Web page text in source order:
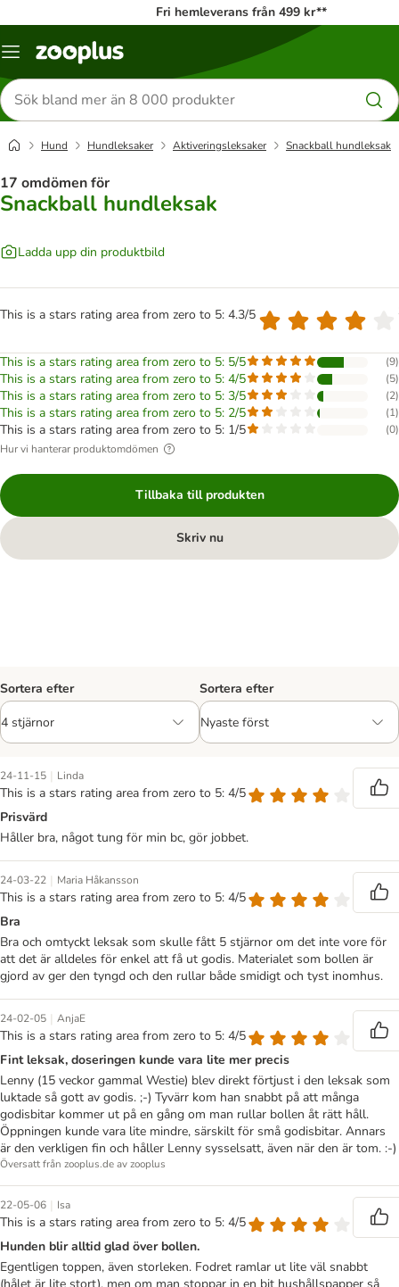
Fri hemleverans från 499 kr**
Katalogmeny
Sök
efter
produkter
Hund Hundleksaker Aktiveringsleksaker Snackball hundleksak
17 omdömen för
Snackball hundleksak
Ladda upp din produktbild
This is a stars rating area from zero to 5: 4.3/5
This is a stars rating area from zero to 5: 5/5 (9)
This is a stars rating area from zero to 5: 4/5 (5)
This is a stars rating area from zero to 5: 3/5 (2)
This is a stars rating area from zero to 5: 2/5 (1)
This is a stars rating area from zero to 5: 1/5 (0)
Hur vi hanterar produktomdömen
Tillbaka till produkten
Skriv nu
Sortera efter Sortera efter
24-11-15 | Linda
This is a stars rating area from zero to 5: 4/5
Prisvärd
Håller bra, något tung för min bc, gör jobbet.
24-03-22 | Maria Håkansson
This is a stars rating area from zero to 5: 4/5
Bra
Bra och omtyckt leksak som skulle fått 5 stjärnor om det inte vore för
att det är alldeles för enkel att få ut godis. Materialet som bollen är
gjord av ger den tyngd och den rullar både smidigt och tyst inomhus.
24-02-05 | AnjaE
This is a stars rating area from zero to 5: 4/5
Fint leksak, doseringen kunde vara lite mer precis
Lenny (15 veckor gammal Westie) blev direkt förtjust i den leksak som
luktade så gott av godis. ;-) Tyvärr kom han snabbt på att många
godisbitar kommer ut på en gång om man rullar bollen åt rätt håll.
Öppningen kunde vara lite mindre, särskilt för små godisbitar. Annars
är den verkligen fin och håller Lenny sysselsatt, även när den är tom. :-)
Översatt från zooplus.de av zooplus
22-05-06 | Isa
This is a stars rating area from zero to 5: 4/5
Hunden blir alltid glad över bollen.
Egentligen toppen, även storleken. Fodret ramlar ut lite väl snabbt